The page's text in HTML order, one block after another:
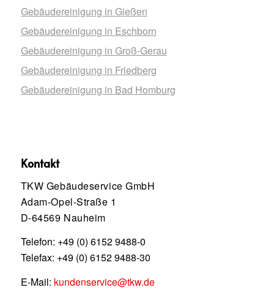
Gebäudereinigung in Gießen
Gebäudereinigung in Eschborn
Gebäudereinigung in Groß-Gerau
Gebäudereinigung in Friedberg
Gebäudereinigung in Bad Homburg
Kontakt
TKW Gebäudeservice GmbH
Adam-Opel-Straße 1
D-64569 Nauheim
Telefon: +49 (0) 6152 9488-0
Telefax: +49 (0) 6152 9488-30
E-Mail: kundenservice@tkw.de